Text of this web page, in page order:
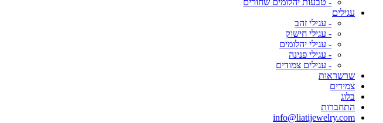
- טבעות יהלומים שחורים
עגילים
- עגילי זהב
- עגילי חישוק
- עגילי יהלומים
- עגילי פנינה
- עגילים צמודים
שרשראות
צמידים
בלוג
התחברות
info@liatijewelry.com